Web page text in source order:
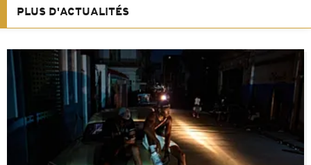
PLUS D'ACTUALITÉS